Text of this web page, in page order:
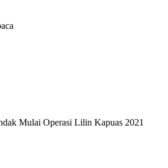
Mulai Operasi Lilin Kapuas 2021